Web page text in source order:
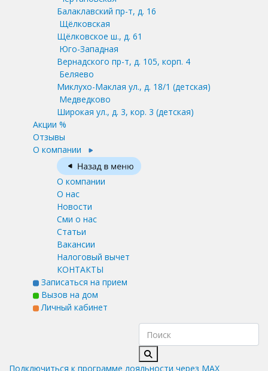
Балаклавский пр-т, д. 16
Щёлковская
Щёлковское ш., д. 61
Юго-Западная
Вернадского пр-т, д. 105, корп. 4
Беляево
Миклухо-Маклая ул., д. 18/1 (детская)
Медведково
Широкая ул., д. 3, кор. 3 (детская)
Акции %
Отзывы
О компании
О компании
О нас
Новости
Сми о нас
Статьи
Вакансии
Налоговый вычет
КОНТАКТЫ
Записаться на прием
Вызов на дом
Личный кабинет
Подключиться к программе лояльности через MAX